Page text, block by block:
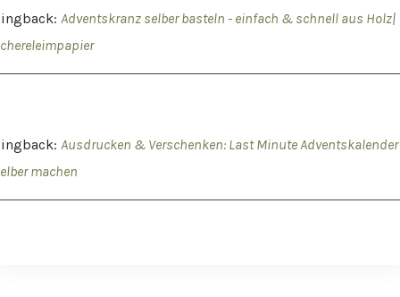
Adventskranz selber basteln - einfach & schnell aus Holz|
Ausdrucken & Verschenken: Last Minute Adventskalender
machen